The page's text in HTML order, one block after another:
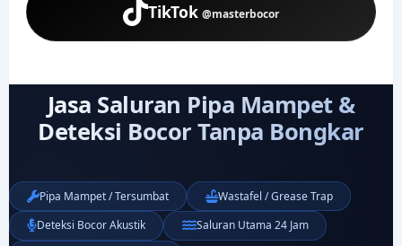
TikTok @masterbocor
Jasa Saluran Pipa Mampet &
Deteksi Bocor Tanpa Bongkar
Pipa Mampet / Tersumbat
Wastafel / Grease Trap
Deteksi Bocor Akustik
Saluran Utama 24 Jam